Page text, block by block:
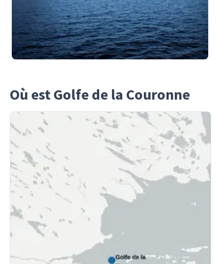
Où est Golfe de la Couronne